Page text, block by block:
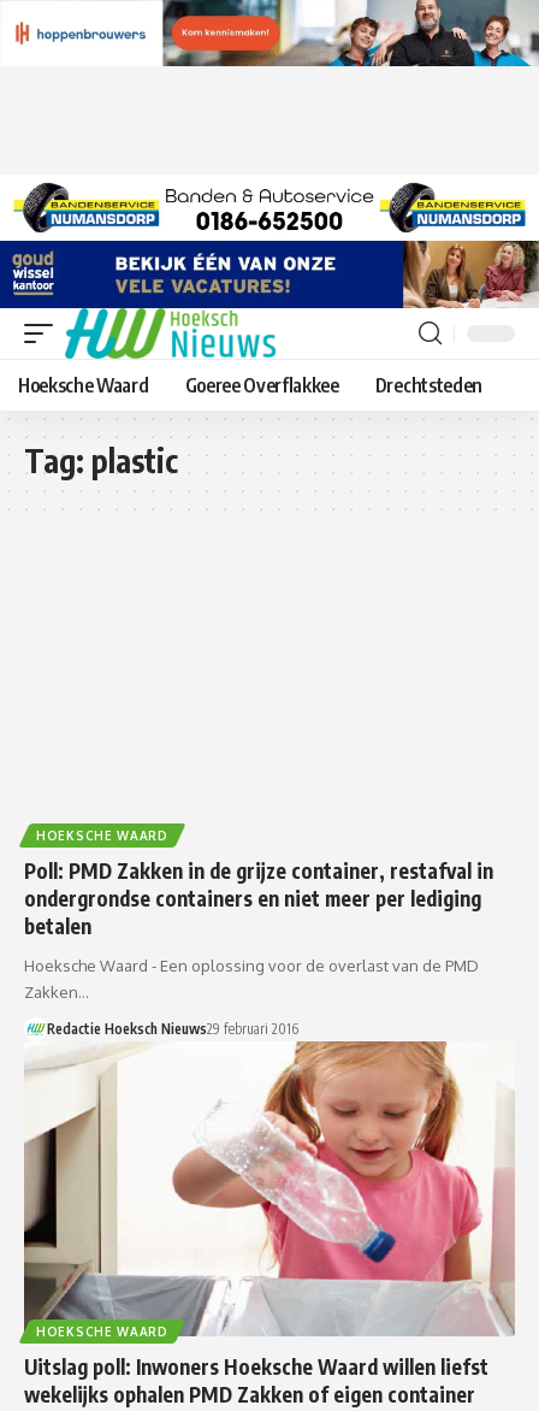
Hoeksche Waard Goeree Overflakkee Drechtsteden
Tag: plastic
HOEKSCHE WAARD
Poll: PMD Zakken in de grijze container, restafval in
ondergrondse containers en niet meer per lediging
betalen
Hoeksche Waard - Een oplossing voor de overlast van de PMD
Zakken…
Redactie Hoeksch Nieuws29 februari 2016
HOEKSCHE WAARD
Uitslag poll: Inwoners Hoeksche Waard willen liefst
wekelijks ophalen PMD Zakken of eigen container